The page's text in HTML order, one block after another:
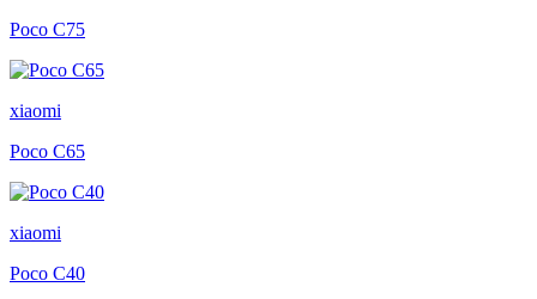
Poco C75
xiaomi
Poco C65
xiaomi
Poco C40